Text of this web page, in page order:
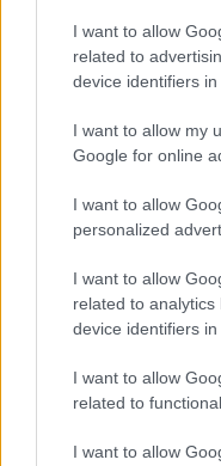
I want to allow
related to
device identifiers in
I want to allow my
Google for online
I want to allow
personalized
I want to allow
related to
device identifiers in
I want to allow
related to
I want to allow
És ha már a
Burkold
Ne félj a szokatlan
beleszerettél egy
kombináld a
teremtve a lakás